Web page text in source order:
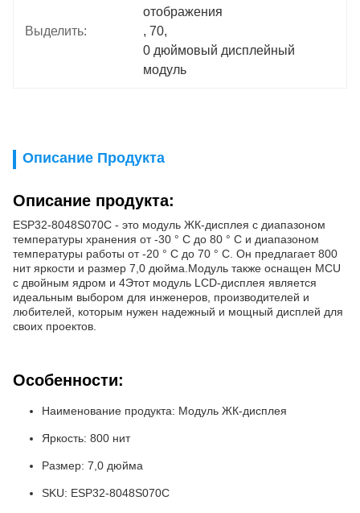
Выделить:
отображения
, 70,
0 дюймовый дисплейный
модуль
Описание Продукта
Описание продукта:
ESP32-8048S070C - это модуль ЖК-дисплея с диапазоном
температуры хранения от -30 ° C до 80 ° C и диапазоном
температуры работы от -20 ° C до 70 ° C. Он предлагает 800
нит яркости и размер 7,0 дюйма.Модуль также оснащен MCU
с двойным ядром и 4Этот модуль LCD-дисплея является
идеальным выбором для инженеров, производителей и
любителей, которым нужен надежный и мощный дисплей для
своих проектов.
Особенности:
Наименование продукта: Модуль ЖК-дисплея
Яркость: 800 нит
Размер: 7,0 дюйма
SKU: ESP32-8048S070C